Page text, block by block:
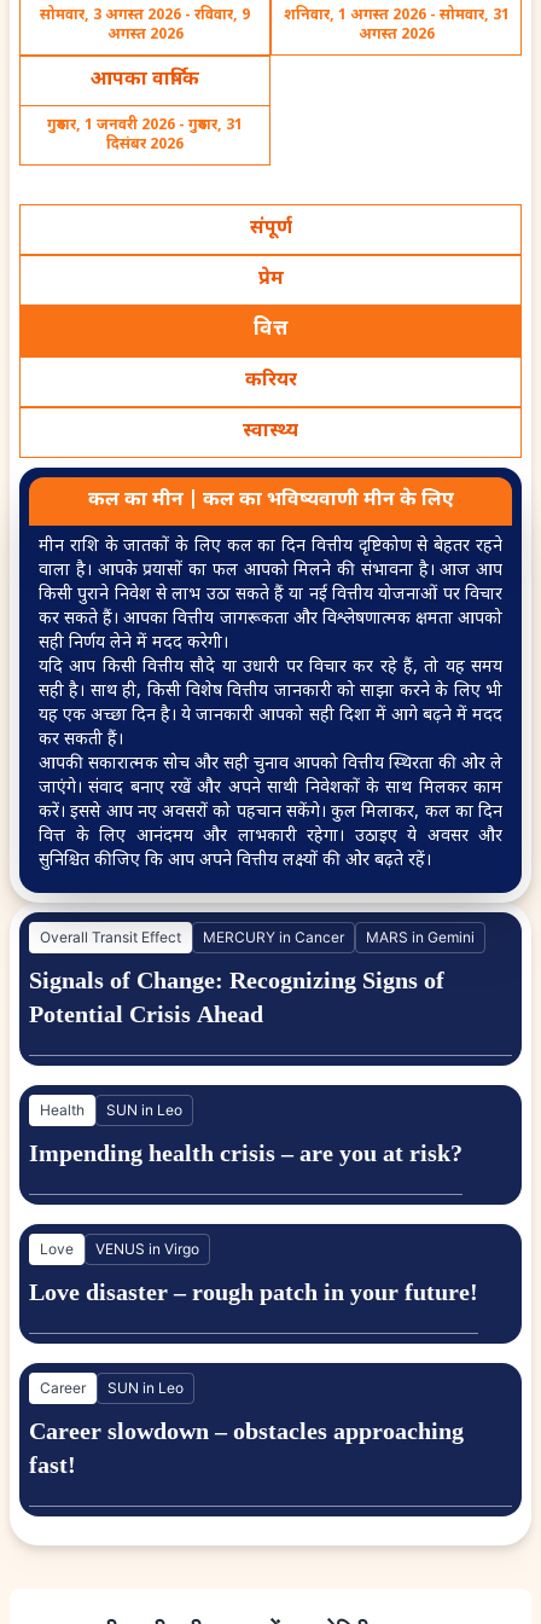
Why cant I save money
despite earning well
Will I be granted bail
retirement
Property Prediction as
per Birth Date
Overall Transit Effect MERCURY in Cancer MARS in Gemini
Signals of Change: Recognizing Signs of
Potential Crisis Ahead
Health SUN in Leo
Impending health crisis – are you at risk?
Love VENUS in Virgo
Love disaster – rough patch in your future!
Career SUN in Leo
Career slowdown – obstacles approaching
fast!
सोमवार, 3 अगस्त 2026 - रविवार, 9
अगस्त 2026
शनिवार, 1 अगस्त 2026 - सोमवार, 31
अगस्त 2026
आपका वार्षिक
गुरुवार, 1 जनवरी 2026 - गुरुवार, 31
दिसंबर 2026
संपूर्ण
प्रेम
वित्त
करियर
स्वास्थ्य
कल का मीन| कल काभविष्यवाणीमीनके लिए
मीन राशि के जातकों के लिए कल का दिन वित्तीय दृष्टिकोण से बेहतर रहने
वाला है। आपके प्रयासों का फल आपको मिलने की संभावना है। आज आप
किसी पुराने निवेश से लाभ उठा सकते हैं या नई वित्तीय योजनाओं पर विचार
कर सकते हैं। आपका वित्तीय जागरूकता और विश्लेषणात्मक क्षमता आपको
सही निर्णय लेने में मदद करेगी।
यदि आप किसी वित्तीय सौदे या उधारी पर विचार कर रहे हैं, तो यह समय
सही है। साथ ही, किसी विशेष वित्तीय जानकारी को साझा करने के लिए भी
यह एक अच्छा दिन है। ये जानकारी आपको सही दिशा में आगे बढ़ने में मदद
कर सकती हैं।
आपकी सकारात्मक सोच और सही चुनाव आपको वित्तीय स्थिरता की ओर ले
जाएंगे। संवाद बनाए रखें और अपने साथी निवेशकों के साथ मिलकर काम
करें। इससे आप नए अवसरों को पहचान सकेंगे। कुल मिलाकर, कल का दिन
वित्त के लिए आनंदमय और लाभकारी रहेगा। उठाइए ये अवसर और
सुनिश्चित कीजिए कि आप अपने वित्तीय लक्ष्यों की ओर बढ़ते रहें।